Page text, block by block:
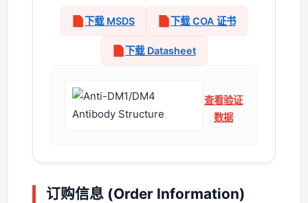
下载 MSDS 下载 COA 证书
下载 Datasheet
查看验证
数据
订购信息 (Order Information)